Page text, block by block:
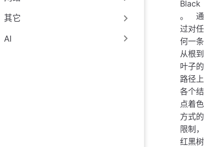
其它
AI
Black
。 通
过对任
何一条
从根到
叶子的
路径上
各个结
点着色
方式的
限制，
红黑树